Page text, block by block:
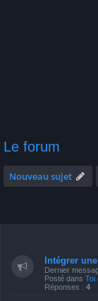
Le forum
Nouveau sujet
Intégrer
Dernier
Posté dans Toi
Réponses : 4